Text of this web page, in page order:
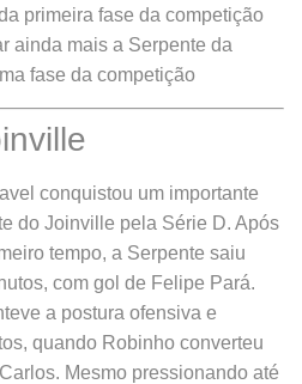
primeira fase da competição
ainda mais a Serpente da
fase da competição
conquistou um importante
do Joinville pela Série D. Após
tempo, a Serpente saiu
com gol de Felipe Pará.
a postura ofensiva e
quando Robinho converteu
Mesmo pressionando até